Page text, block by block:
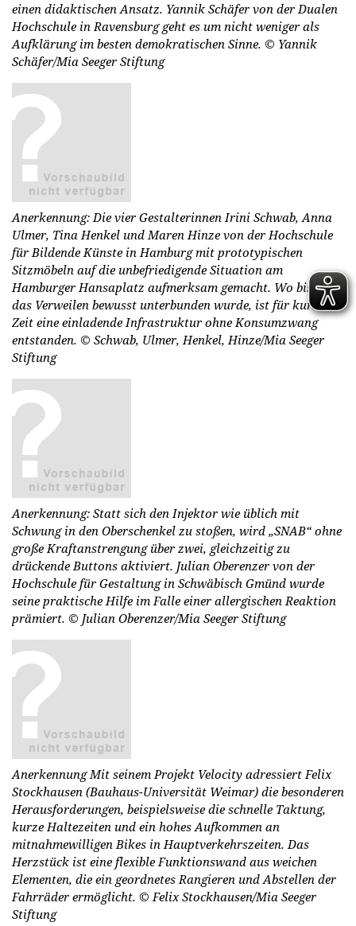
einen didaktischen Ansatz. Yannik Schäfer von der Dualen
Hochschule in Ravensburg geht es um nicht weniger als
Aufklärung im besten demokratischen Sinne. © Yannik
Schäfer/Mia Seeger Stiftung
Anerkennung: Die vier Gestalterinnen Irini Schwab, Anna
Ulmer, Tina Henkel und Maren Hinze von der Hochschule
für Bildende Künste in Hamburg mit prototypischen
Sitzmöbeln auf die unbefriedigende Situation am
Hamburger Hansaplatz aufmerksam gemacht. Wo bisher
das Verweilen bewusst unterbunden wurde, ist für kurze
Zeit eine einladende Infrastruktur ohne Konsumzwang
entstanden. © Schwab, Ulmer, Henkel, Hinze/Mia Seeger
Stiftung
Anerkennung: Statt sich den Injektor wie üblich mit
Schwung in den Oberschenkel zu stoßen, wird „SNAB“ ohne
große Kraftanstrengung über zwei, gleichzeitig zu
drückende Buttons aktiviert. Julian Oberenzer von der
Hochschule für Gestaltung in Schwäbisch Gmünd wurde
seine praktische Hilfe im Falle einer allergischen Reaktion
prämiert. © Julian Oberenzer/Mia Seeger Stiftung
Anerkennung Mit seinem Projekt Velocity adressiert Felix
Stockhausen (Bauhaus-Universität Weimar) die besonderen
Herausforderungen, beispielsweise die schnelle Taktung,
kurze Haltezeiten und ein hohes Aufkommen an
mitnahmewilligen Bikes in Hauptverkehrszeiten. Das
Herzstück ist eine flexible Funktionswand aus weichen
Elementen, die ein geordnetes Rangieren und Abstellen der
Fahrräder ermöglicht. © Felix Stockhausen/Mia Seeger
Stiftung